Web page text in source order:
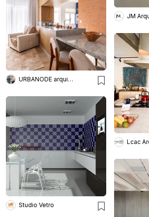
URBANODE arquitetura
Lcac
Studio Vetro